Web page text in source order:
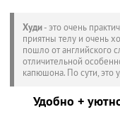
Худи- это очень
приятны телу и очень
пошло от английского
отличительной
капюшона. По сути, это
Удобно +